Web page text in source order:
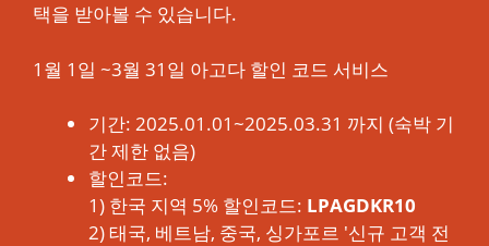
택을 받아볼 수 있습니다.
1월 1일 ~3월 31일 아고다 할인 코드 서비스
기간: 2025.01.01~2025.03.31 까지 (숙박 기
간 제한 없음)
할인코드:
1) 한국 지역 5% 할인코드: LPAGDKR10
2) 태국, 베트남, 중국, 싱가포르 '신규 고객 전